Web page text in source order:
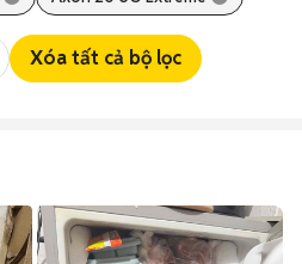
Xóa tất cả bộ lọc